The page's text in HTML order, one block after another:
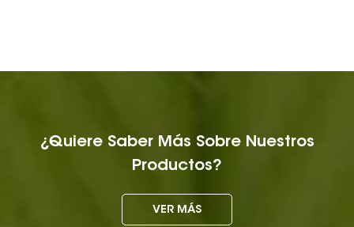
¿Quiere Saber Más Sobre Nuestros
Productos?
VER MÁS